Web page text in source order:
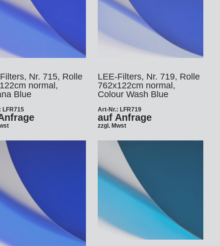
Nr. 715, Rolle
normal,
Blue
LFR715
LEE-Filters, Nr. 719, Rolle
762x122cm normal,
Colour Wash Blue
Art-Nr.: LFR719
auf Anfrage
zzgl. Mwst